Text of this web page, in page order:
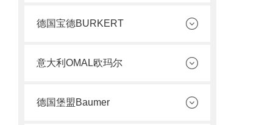
德国宝德BURKERT
意大利OMAL欧玛尔
德国堡盟Baumer